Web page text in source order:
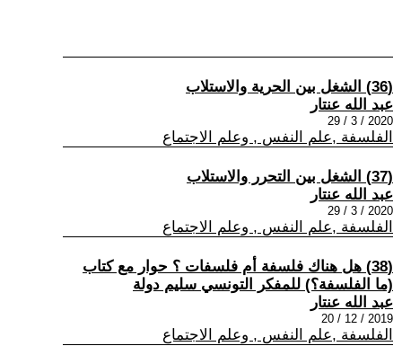
(36) الشغل بين الحرية والاستلاب
عبد الله عنتار
2020 / 3 / 29
الفلسفة ,علم النفس , وعلم الاجتماع
(37) الشغل بين التحرر والاستلاب
عبد الله عنتار
2020 / 3 / 29
الفلسفة ,علم النفس , وعلم الاجتماع
(38) هل هناك فلسفة أم فلسفات ؟ حوار مع كتاب
(ما الفلسفة؟) للمفكر التونسي سليم دولة
عبد الله عنتار
2019 / 12 / 20
الفلسفة ,علم النفس , وعلم الاجتماع